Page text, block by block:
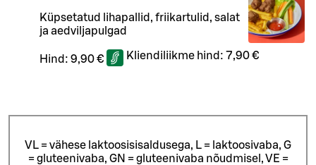
Küpsetatud lihapallid, friikartulid, salat
ja aedviljapulgad
Hind: 9,90 € Kliendiliikme hind: 7,90 €
VL = vähese laktoosisisaldusega, L = laktoosivaba, G
= gluteenivaba, GN = gluteenivaba nõudmisel, VE =